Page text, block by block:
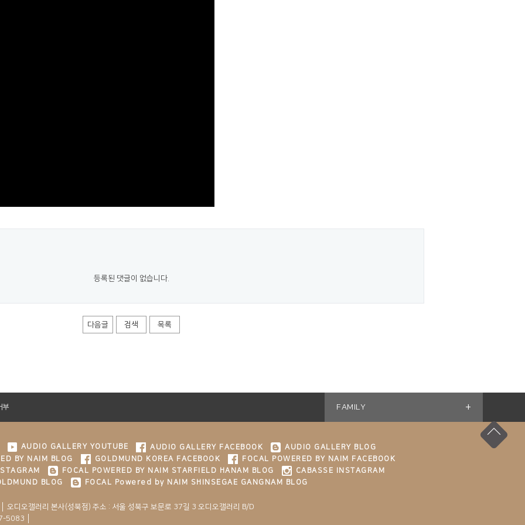
등록된 댓글이 없습니다.
다음글 검색 목록
부 FAMILY +
AUDIO GALLERY YOUTUBE AUDIO GALLERY FACEBOOK
AUDIO GALLERY BLOG
BY NAIM BLOG
GOLDMUND KOREA FACEBOOK
FOCAL POWERED BY NAIM FACEBOOK
FOCAL POWERED BY NAIM STARFIELD HANAM BLOG
CABASSE INSTAGRAM
BLOG
FOCAL Powered by NAIM SHINSEGAE GANGNAM BLOG
오디오갤러리 본사(성북점) 주소 : 서울 성북구 보문로 37길 3 오디오갤러리 B/D
5083 │